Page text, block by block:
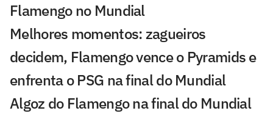
Flamengo no Mundial
Melhores momentos: zagueiros
decidem, Flamengo vence o Pyramids e
enfrenta o PSG na final do Mundial
Algoz do Flamengo na final do Mundial